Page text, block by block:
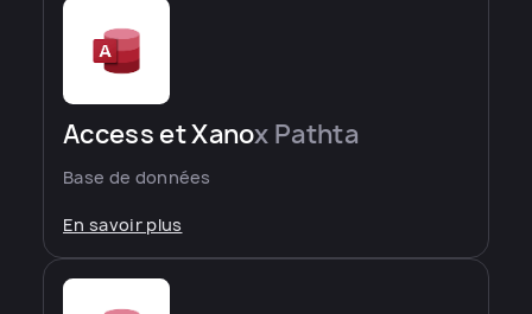
Access et Xanox Pathta
Base de données
En savoir plus